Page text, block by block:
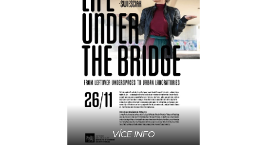
VÍCE INFO